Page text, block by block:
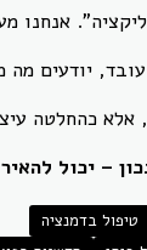
אנחנו
יודעים
אלא כהחלטה
– יכול
טיפול בדמנציה